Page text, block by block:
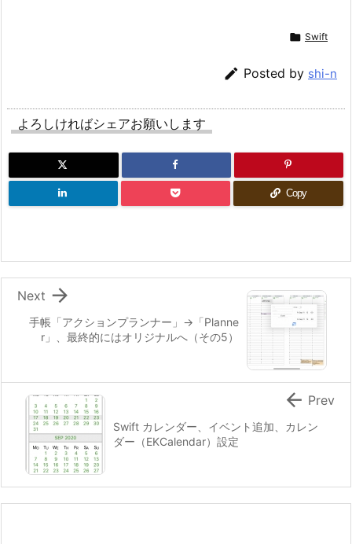
 Swift
 Posted by shi-n
よろしければシェアお願いします
Copy
手帳「アクションプランナー」→「Planne
r」、最終的にはオリジナルへ（その5）

Next
Swift カレンダー、イベント追加、カレン
ダー（EKCalendar）設定
 Prev